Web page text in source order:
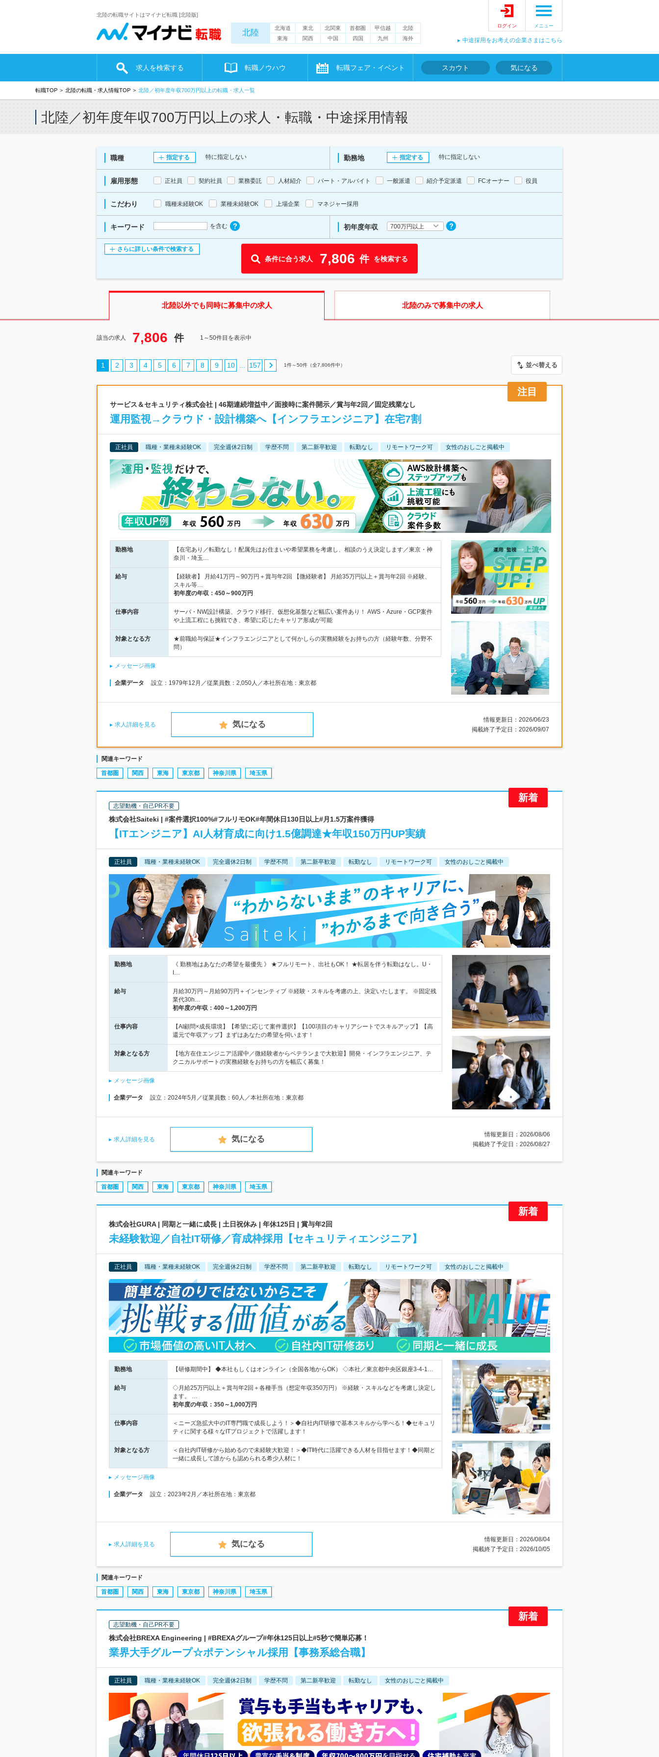
北陸の転職サイトはマイナビ転職 [北陸版]
北陸 北海道 東北 北関東 首都圏 甲信越
北陸
東海
関西 中国 四国 九州 海外
ログイン メニュー
中途採用をお考えの企業さまはこちら
求人を検索する 転職ノウハウ 転職フェア・イベント スカウト 気になる
転職TOP 北陸の転職・求人情報TOP 北陸／初年度年収700万円以上の転職・求人一覧
北陸／初年度年収700万円以上の求人・転職・中途採用情報
職種 指定する 特に指定しない 勤務地 指定する 特に指定しない
雇用形態 正社員 契約社員 業務委託 人材紹介 パート・アルバイト 一般派遣 紹介予定派遣 FCオーナー 役員
こだわり 職種未経験OK 業種未経験OK 上場企業 マネジャー採用
キーワード を含む 初年度年収 700万円以上
さらに詳しい条件で検索する
条件に合う求人 7,806 件 を検索する
北陸以外でも同時に募集中の求人 北陸のみで募集中の求人
該当の求人 7,806 件 1～50件目を表示中
1 2 3 4 5 6 7 8 9 10 … 157 1件～50件（全7,806件中） 並べ替える
サービス＆セキュリティ株式会社 | 46期連続増益中／面接時に案件開示／賞与年2回／固定残業なし
運用監視→クラウド・設計構築へ【インフラエンジニア】在宅7割
正社員 職種・業種未経験OK 完全週休2日制 学歴不問 第二新卒歓迎 転勤なし リモートワーク可 女性のおしごと掲載中
勤務地
【在宅あり／転勤なし！配属先はお住まいや希望業務を考慮し、相談のうえ決定します／東京・神
奈川・埼玉…
給与
【経験者】 月給41万円～90万円＋賞与年2回 【微経験者】 月給35万円以上＋賞与年2回 ※経験、
スキル等…
初年度の年収： 450～900万円
仕事内容
サーバ・NW設計構築、クラウド移行、仮想化基盤など幅広い案件あり！ AWS・Azure・GCP案件
や上流工程にも挑戦でき、希望に応じたキャリア形成が可能
対象となる方
★前職給与保証★インフラエンジニアとして何かしらの実務経験をお持ちの方（経験年数、分野不
問）
メッセージ画像
企業データ 設立：1979年12月／従業員数：2,050人／本社所在地：東京都
求人詳細を見る 気になる
情報更新日：2026/06/23
掲載終了予定日：2026/09/07
関連キーワード
首都圏 関西 東海 東京都 神奈川県 埼玉県
志望動機・自己PR不要
株式会社Saiteki | #案件選択100%#フルリモOK#年間休日130日以上#月1.5万案件獲得
【ITエンジニア】AI人材育成に向け1.5億調達★年収150万円UP実績
正社員 職種・業種未経験OK 完全週休2日制 学歴不問 第二新卒歓迎 転勤なし リモートワーク可 女性のおしごと掲載中
勤務地
《 勤務地はあなたの希望を最優先 》 ★フルリモート、出社もOK！ ★転居を伴う転勤はなし。U・
I…
給与
月給30万円～月給90万円＋インセンティブ ※経験・スキルを考慮の上、決定いたします。 ※固定残
業代30h…
初年度の年収： 400～1,200万円
仕事内容
【AI顧問×成長環境】【希望に応じて案件選択】【100項目のキャリアシートでスキルアップ】【高
還元で年収アップ】まずはあなたの希望を伺います！
対象となる方
【地方在住エンジニア活躍中／微経験者からベテランまで大歓迎】開発・インフラエンジニア、テ
クニカルサポートの実務経験をお持ちの方を幅広く募集！
メッセージ画像
企業データ 設立：2024年5月／従業員数：60人／本社所在地：東京都
求人詳細を見る 気になる
情報更新日：2026/08/06
掲載終了予定日：2026/08/27
関連キーワード
首都圏 関西 東海 東京都 神奈川県 埼玉県
株式会社GURA | 同期と一緒に成長 | 土日祝休み | 年休125日 | 賞与年2回
未経験歓迎／自社IT研修／育成枠採用【セキュリティエンジニア】
正社員 職種・業種未経験OK 完全週休2日制 学歴不問 第二新卒歓迎 転勤なし リモートワーク可 女性のおしごと掲載中
勤務地 【研修期間中】 ◆本社もしくはオンライン（全国各地からOK） ◇本社／東京都中央区銀座3-4-1…
給与
◇月給25万円以上＋賞与年2回＋各種手当（想定年収350万円） ※経験・スキルなどを考慮し決定し
ます。 …
初年度の年収： 350～1,000万円
仕事内容
＜ニーズ急拡大中のIT専門職で成長しよう！＞◆自社内IT研修で基本スキルから学べる！◆セキュリ
ティに関する様々なITプロジェクトで活躍します！
対象となる方
＜自社内IT研修から始めるので未経験大歓迎！＞◆IT時代に活躍できる人材を目指せます！◆同期と
一緒に成長して誰からも認められる希少人材に！
メッセージ画像
企業データ 設立：2023年2月／本社所在地：東京都
求人詳細を見る 気になる
情報更新日：2026/08/04
掲載終了予定日：2026/10/05
関連キーワード
首都圏 関西 東海 東京都 神奈川県 埼玉県
志望動機・自己PR不要
株式会社BREXA Engineering | #BREXAグループ#年休125日以上#5秒で簡単応募！
業界大手グループ☆ポテンシャル採用【事務系総合職】
正社員 職種・業種未経験OK 完全週休2日制 学歴不問 第二新卒歓迎 転勤なし 女性のおしごと掲載中